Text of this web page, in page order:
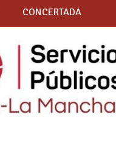
CONCERTADA